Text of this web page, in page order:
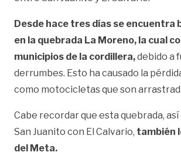
Desde hace tres días se encuentra
en la quebrada La Moreno, la cual
municipios de la cordillera,debido a
derrumbes. Esto ha causado la
como motocicletas que son
Cabe recordar que esta quebrada,
San Juanito con El Calvario, también
del Meta.